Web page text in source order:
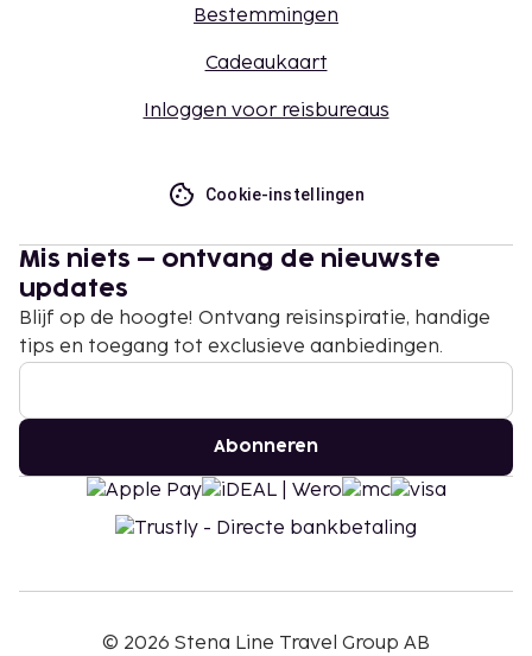
Bestemmingen
Cadeaukaart
Inloggen voor reisbureaus
Cookie-instellingen
Mis niets – ontvang de nieuwste
updates
Blijf op de hoogte! Ontvang reisinspiratie, handige
tips en toegang tot exclusieve aanbiedingen.
Abonneren
© 2026 Stena Line Travel Group AB